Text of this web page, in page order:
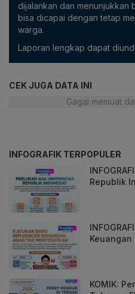
dijalankan dan menunjukkan
bisa dicapai dengan tetap
warga.
Laporan lengkap dapat
CEK JUGA DATA INI
Gagal memuat
INFOGRAFIK TERPOPULER
Republik
KOMIK: